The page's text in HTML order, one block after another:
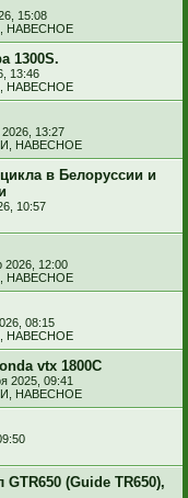
15:08
НАВЕСНОЕ
1300S.
13:46
НАВЕСНОЕ
13:27
НАВЕСНОЕ
в Белоруссии и
10:57
2026, 12:00
НАВЕСНОЕ
08:15
НАВЕСНОЕ
vtx 1800C
2025, 09:41
НАВЕСНОЕ
(Guide TR650),